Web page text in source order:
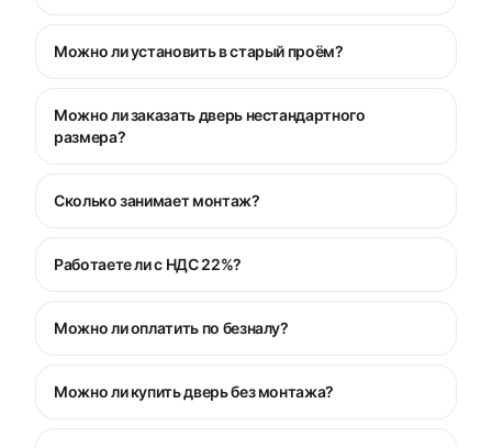
Можно ли установить в старый проём?
Можно ли заказать дверь нестандартного
размера?
Сколько занимает монтаж?
Работаете ли с НДС 22%?
Можно ли оплатить по безналу?
Можно ли купить дверь без монтажа?